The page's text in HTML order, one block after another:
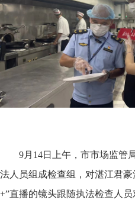
9月14日上午，市市场监管
法人员组成检查组，对湛江君
+”直播的镜头跟随执法检查人